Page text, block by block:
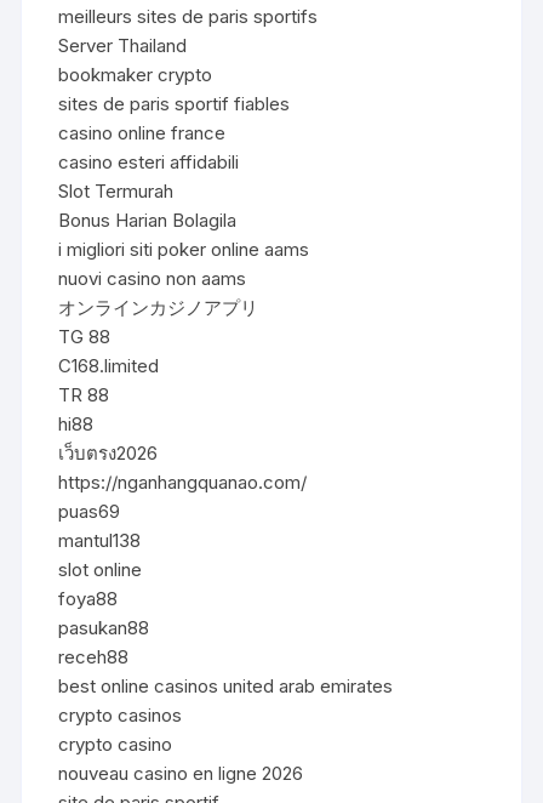
meilleurs sites de paris sportifs
Server Thailand
bookmaker crypto
sites de paris sportif fiables
casino online france
casino esteri affidabili
Slot Termurah
Bonus Harian Bolagila
i migliori siti poker online aams
nuovi casino non aams
オンラインカジノアプリ
TG 88
C168.limited
TR 88
hi88
เว็บตรง2026
https://nganhangquanao.com/
puas69
mantul138
slot online
foya88
pasukan88
receh88
best online casinos united arab emirates
crypto casinos
crypto casino
nouveau casino en ligne 2026